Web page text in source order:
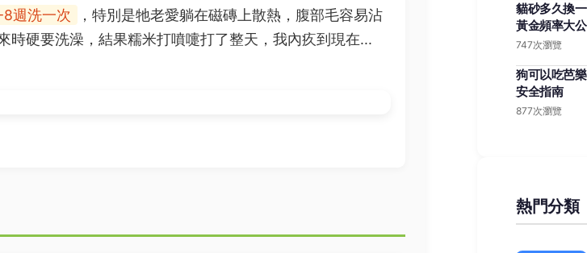
週洗一次
，特別是牠老愛躺在磁磚上散熱，腹部毛容易沾
硬要洗澡，結果糯米打噴嚏打了整天，我內疚到現在...
貓砂多久換
黃金頻率大
747次瀏覽
狗可以吃芭
安全指南
877次瀏覽
熱門分類